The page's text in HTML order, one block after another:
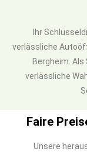
Ihr
verlässliche
Bergheim.
verlässliche
Faire
Unsere